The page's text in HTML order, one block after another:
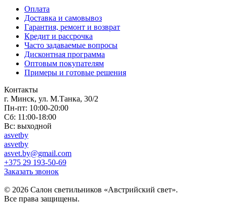
Оплата
Доставка и самовывоз
Гарантия, ремонт и возврат
Кредит и рассрочка
Часто задаваемые вопросы
Дисконтная программа
Оптовым покупателям
Примеры и готовые решения
Контакты
г. Минск, ул. М.Танка, 30/2
Пн-пт: 10:00-20:00
Сб: 11:00-18:00
Вс: выходной
asvetby
asvetby
asvet.by@gmail.com
+375 29 193-50-69
Заказать звонок
© 2026 Салон светильников «Австрийский свет».
Все права защищены.